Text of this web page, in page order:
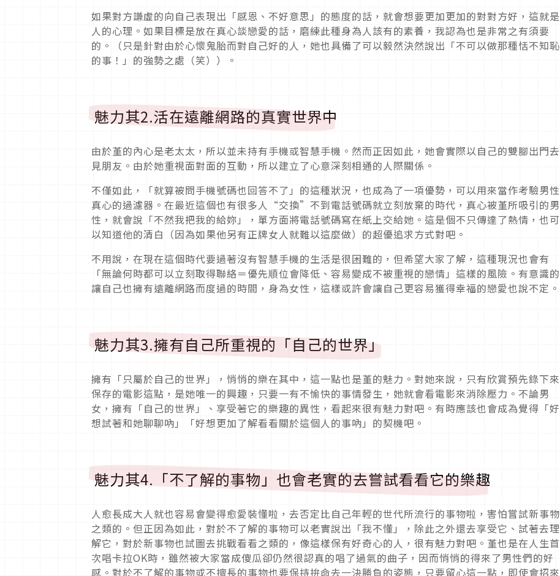
如果對方謙虛的向自己表現出「感恩、不好意思」的態度的話，就會想要更加更加的對對方好，這就是
人的心理。如果目標是放在真心談戀愛的話，磨練此種身為人該有的素養，我認為也是非常之有須要
的。（只是針對由於心懷鬼胎而對自己好的人，她也具備了可以毅然決然說出「不可以做那種恬不知恥
的事！」的強勢之處（笑））。
魅力其2.活在遠離網路的真實世界中
由於堇的內心是老太太，所以並未持有手機或智慧手機。然而正因如此，她會實際以自己的雙腳出門去
見朋友。由於她重視面對面的互動，所以建立了心意深刻相通的人際關係。
不僅如此，「就算被問手機號碼也回答不了」的這種狀況，也成為了一項優勢，可以用來當作考驗男性
真心的過濾器。在最近這個也有很多人“交換”不到電話號碼就立刻放棄的時代，真心被堇所吸引的男
性，就會說「不然我把我的給妳」，單方面將電話號碼寫在紙上交給她。這是個不只傳達了熱情，也可
以知道他的清白（因為如果他另有正牌女人就難以這麼做）的超優追求方式對吧。
不用說，在現在這個時代要過著沒有智慧手機的生活是很困難的，但希望大家了解，這種現況也會有
「無論何時都可以立刻取得聯絡＝優先順位會降低、容易變成不被重視的戀情」這樣的風險。有意識的
讓自己也擁有遠離網路而度過的時間，身為女性，這樣或許會讓自己更容易獲得幸福的戀愛也說不定。
魅力其3.擁有自己所重視的「自己的世界」
擁有「只屬於自己的世界」，悄悄的樂在其中，這一點也是堇的魅力。對她來說，只有欣賞預先錄下來
保存的電影這點，是她唯一的興趣，只要一有不愉快的事情發生，她就會看電影來消除壓力。不論男
女，擁有「自己的世界」、享受著它的樂趣的異性，看起來很有魅力對吧。有時應該也會成為覺得「好
想試著和她聊聊吶」「好想更加了解看看關於這個人的事吶」的契機吧。
魅力其4.「不了解的事物」也會老實的去嘗試看看它的樂趣
人愈長成大人就也容易會變得愈愛裝懂啦，去否定比自己年輕的世代所流行的事物啦，害怕嘗試新事物
之類的。但正因為如此，對於不了解的事物可以老實說出「我不懂」，除此之外還去享受它、試著去理
解它，對於新事物也試圖去挑戰看看之類的，像這樣保有好奇心的人，很有魅力對吧。堇也是在人生首
次唱卡拉OK時，雖然被大家當成傻瓜卻仍然很認真的唱了過氣的曲子，因而悄悄的得來了男性們的好
感。對於不了解的事物或不擅長的事物也要保持拚命去一決勝負的姿態，只要留心這一點，即使會招來